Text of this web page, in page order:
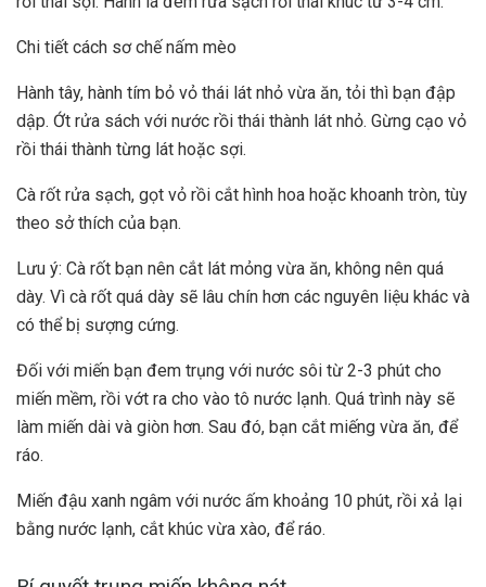
Chi tiết cách sơ chế nấm mèo
Hành tây, hành tím bỏ vỏ thái lát nhỏ vừa ăn, tỏi thì bạn đập
dập. Ớt rửa sách với nước rồi thái thành lát nhỏ. Gừng cạo vỏ
rồi thái thành từng lát hoặc sợi.
Cà rốt rửa sạch, gọt vỏ rồi cắt hình hoa hoặc khoanh tròn, tùy
theo sở thích của bạn.
Lưu ý: Cà rốt bạn nên cắt lát mỏng vừa ăn, không nên quá
dày. Vì cà rốt quá dày sẽ lâu chín hơn các nguyên liệu khác và
có thể bị sượng cứng.
Đối với miến bạn đem trụng với nước sôi từ 2-3 phút cho
miến mềm, rồi vớt ra cho vào tô nước lạnh. Quá trình này sẽ
làm miến dài và giòn hơn. Sau đó, bạn cắt miếng vừa ăn, để
ráo.
Miến đậu xanh ngâm với nước ấm khoảng 10 phút, rồi xả lại
bằng nước lạnh, cắt khúc vừa xào, để ráo.